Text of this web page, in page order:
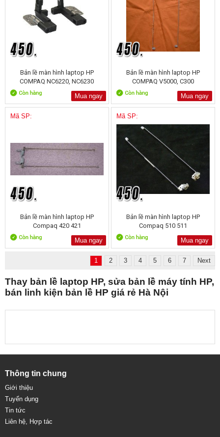
Bản lề màn hình laptop HP
COMPAQ NC6220, NC6230
Mua ngay
Bản lề màn hình laptop HP
COMPAQ V5000, C300
Mua ngay
Mã SP:
Bản lề màn hình laptop HP
Compaq 420 421
Mua ngay
Mã SP:
Bản lề màn hình laptop HP
Compaq 510 511
Mua ngay
1 2 3 4 5 6 7 Next
Thay bản lề laptop HP, sửa bản lề máy tính HP,
bán linh kiện bản lề HP giá rẻ Hà Nội
Thông tin chung
Giới thiệu
Tuyển dụng
Tin tức
Liên hệ, Hợp tác